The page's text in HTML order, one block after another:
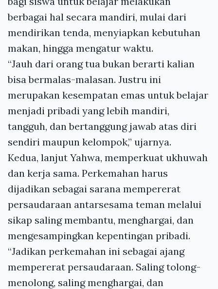
berbagai hal secara mandiri, mulai dari
mendirikan tenda, menyiapkan kebutuhan
makan, hingga mengatur waktu.
“Jauh dari orang tua bukan berarti kalian
bisa bermalas-malasan. Justru ini
merupakan kesempatan emas untuk belajar
menjadi pribadi yang lebih mandiri,
tangguh, dan bertanggung jawab atas diri
sendiri maupun kelompok,” ujarnya.
Kedua, lanjut Yahwa, memperkuat ukhuwah
dan kerja sama. Perkemahan harus
dijadikan sebagai sarana mempererat
persaudaraan antarsesama teman melalui
sikap saling membantu, menghargai, dan
mengesampingkan kepentingan pribadi.
“Jadikan perkemahan ini sebagai ajang
mempererat persaudaraan. Saling tolong-
menolong, saling menghargai, dan